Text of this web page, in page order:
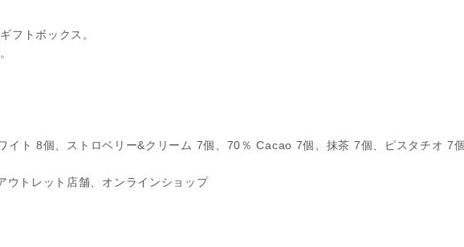
フトボックス。
イト 8個、ストロベリー&クリーム 7個、70％ Cacao 7個、抹茶 7個、ピスタチオ 7
ウトレット店舗、オンラインショップ